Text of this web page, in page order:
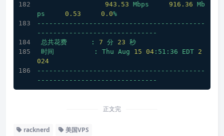
943.53 Mbps 916.36 Mb
ps
0.53 0.0%
------------------------------------------
------------------------------
总共花费
: 7 分 23 秒
时间
: Thu Aug 15 04 :51:36 EDT 2
024
------------------------------------------
------------------------------
正文完
racknerd 美国VPS